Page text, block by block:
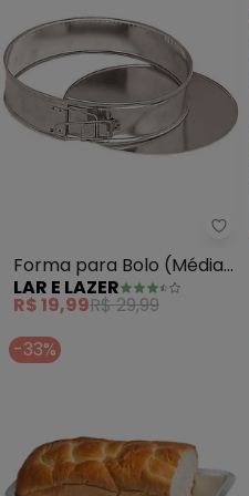
Forma para Bolo (Média)
16 cm
LAR E LAZER
R$ 19,99R$ 29,99
-33%